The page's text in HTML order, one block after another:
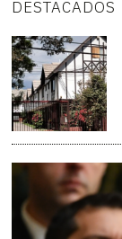
DESTACADOS